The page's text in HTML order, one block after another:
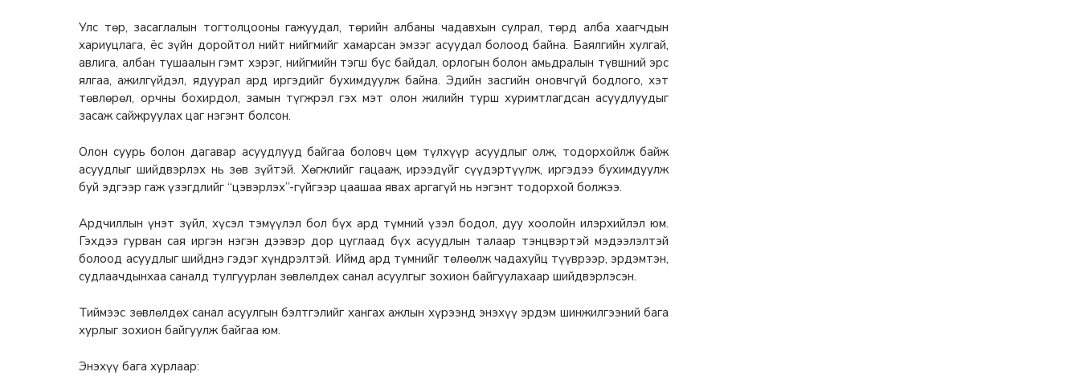
Улс төр, засаглалын тогтолцооны гажуудал, төрийн албаны чадавхын сулрал, төрд алба хаагчдын
хариуцлага, ёс зүйн доройтол нийт нийгмийг хамарсан эмзэг асуудал болоод байна. Баялгийн хулгай,
авлига, албан тушаалын гэмт хэрэг, нийгмийн тэгш бус байдал, орлогын болон амьдралын түвшний эрс
ялгаа, ажилгүйдэл, ядуурал ард иргэдийг бухимдуулж байна. Эдийн засгийн оновчгүй бодлого, хэт
төвлөрөл, орчны бохирдол, замын түгжрэл гэх мэт олон жилийн турш хуримтлагдсан асуудлуудыг
засаж сайжруулах цаг нэгэнт болсон.
Олон суурь болон дагавар асуудлууд байгаа боловч цөм түлхүүр асуудлыг олж, тодорхойлж байж
асуудлыг шийдвэрлэх нь зөв зүйтэй. Хөгжлийг гацааж, ирээдүйг сүүдэртүүлж, иргэдээ бухимдуулж
буй эдгээр гаж үзэгдлийг “цэвэрлэх”-гүйгээр цаашаа явах аргагүй нь нэгэнт тодорхой болжээ.
Ардчиллын үнэт зүйл, хүсэл тэмүүлэл бол бүх ард түмний үзэл бодол, дуу хоолойн илэрхийлэл юм.
Гэхдээ гурван сая иргэн нэгэн дээвэр дор цуглаад бүх асуудлын талаар тэнцвэртэй мэдээлэлтэй
болоод асуудлыг шийднэ гэдэг хүндрэлтэй. Иймд ард түмнийг төлөөлж чадахуйц түүврээр, эрдэмтэн,
судлаачдынхаа саналд тулгуурлан зөвлөлдөх санал асуулгыг зохион байгуулахаар шийдвэрлэсэн.
Тиймээс зөвлөлдөх санал асуулгын бэлтгэлийг хангах ажлын хүрээнд энэхүү эрдэм шинжилгээний бага
хурлыг зохион байгуулж байгаа юм.
Энэхүү бага хурлаар: